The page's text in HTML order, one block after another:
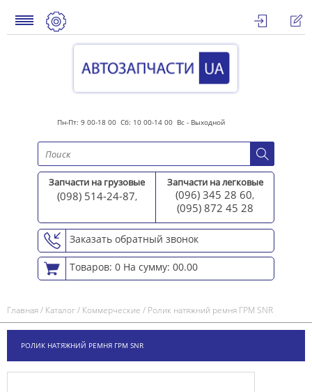
Пн-Пт: 9 00-18 00 Сб: 10 00-14 00 Вс - Выходной
Запчасти на грузовые
(098) 514-24-87,
Запчасти на легковые
(096) 345 28 60,
(095) 872 45 28
Заказать обратный звонок
Товаров: 0 На сумму: 00.00
Главная/ Каталог/ Коммерческие / Ролик натяжний ремня ГРМ SNR
РОЛИК НАТЯЖНИЙ РЕМНЯ ГРМ SNR